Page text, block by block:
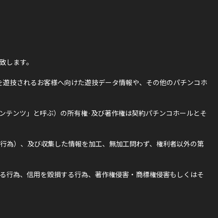
ます。
技されるお客様へ向けた遊技データ情報や、その他のパチンコホ
ンツ」と呼ぶ）の所有権·及び著作権は契約パチンコホールとそ
為）、及び収集した情報を加工、無加工問わず、権利者以外の第
行為、信用を毀損する行為、著作権侵害・商標権侵害もしくはそ